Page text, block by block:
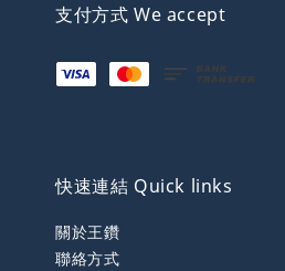
支付方式 We accept
快速連結 Quick links
關於王鑽
聯絡方式